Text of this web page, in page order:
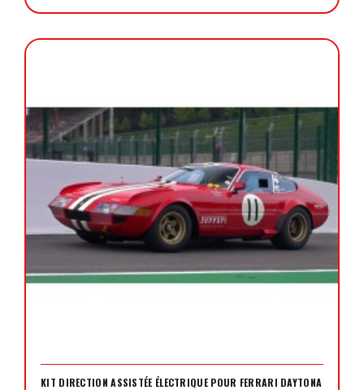
KIT DIRECTION ASSISTÉE ÉLECTRIQUE POUR FERRARI DAYTONA